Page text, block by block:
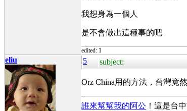
我想身為一個人
是不會做出這種事的吧
edited: 1
eliu 5 subject:
Orz China用的方法，台灣竟
誰來幫幫我的阿公 ！這是台